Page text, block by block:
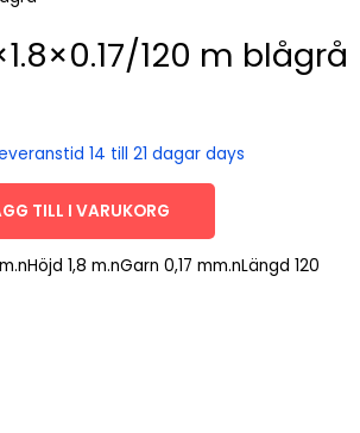
120 m blågrå
14 till 21 dagar days
TILL I VARUKORG
1,8 m.nGarn 0,17 mm.nLängd 120